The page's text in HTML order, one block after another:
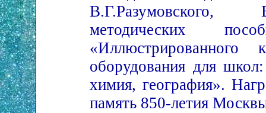
методических
«Иллюстрированного
оборудования для
химия, география».
память 850-летия